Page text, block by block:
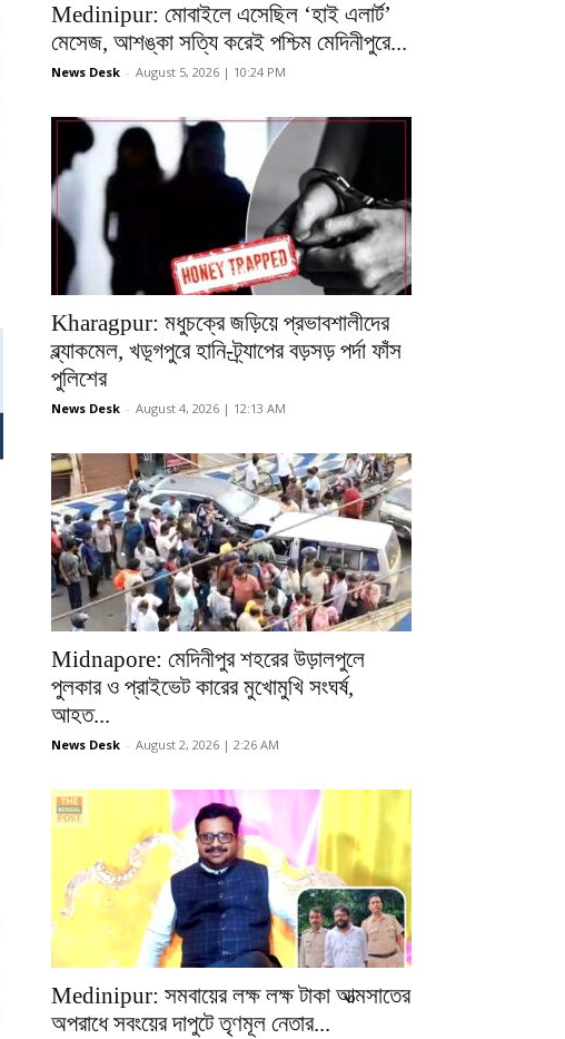
Medinipur: মোবাইলে এসেছিল ‘হাই এলার্ট’
মেসেজ, আশঙ্কা সত্যি করেই পশ্চিম মেদিনীপুরে...
News Desk - August 5, 2026 | 10:24 PM
Kharagpur: মধুচক্রে জড়িয়ে প্রভাবশালীদের
ব্ল্যাকমেল, খড়্গপুরে হানি-ট্র্যাপের বড়সড় পর্দা ফাঁস
পুলিশের
News Desk - August 4, 2026 | 12:13 AM
Midnapore: মেদিনীপুর শহরের উড়ালপুলে
পুলকার ও প্রাইভেট কারের মুখোমুখি সংঘর্ষ,
আহত...
News Desk - August 2, 2026 | 2:26 AM
Medinipur: সমবায়ের লক্ষ লক্ষ টাকা আত্মসাতের
অপরাধে সবংয়ের দাপুটে তৃণমূল নেতার...